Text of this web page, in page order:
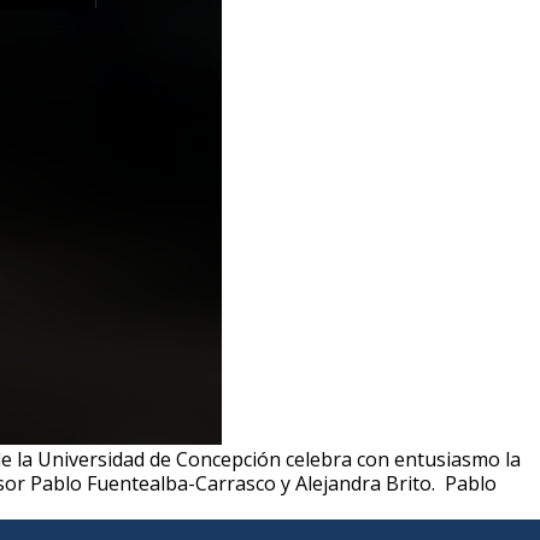
la Universidad de Concepción celebra con entusiasmo la
Pablo Fuentealba-Carrasco y Alejandra Brito. Pablo